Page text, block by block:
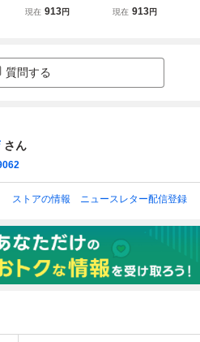
レスト BLOOD OF
ヤ人孫悟空
現在 913円
レスト BLOOD OF
現在 913円
質問する
さん
ストアの情報 ニュースレター配信登録